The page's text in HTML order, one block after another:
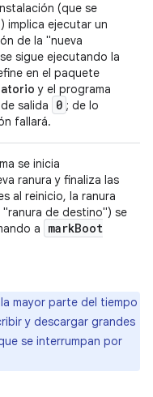
(que se
implica ejecutar un
de la "nueva
sigue ejecutando la
en el paquete
y el programa
salida
0 ; de lo
fallará.
se inicia
ranura y finaliza las
al reinicio, la ranura
de destino") se
a
markBoot
mayor parte del tiempo
y descargar grandes
se interrumpan por